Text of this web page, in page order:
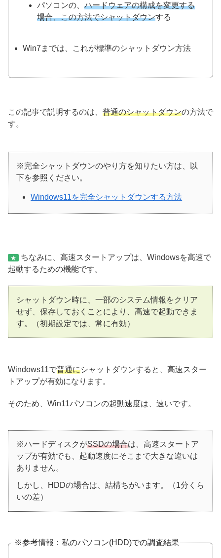
パソコンの、ハードウェアの構成を変更する
場合、この方法でシャットダウンする
Win7までは、これが標準のシャットダウン方法
この記事で説明するのは、 普通のシャットダウンの方法で
す。
※完全シャットダウンのやり方を知りたい方は、以
下を参照ください。
Windows11を完全シャットダウンする方法
★
ちなみに、高速スタートアップは、Windowsを高速で
起動するための機能です。
シャットダウン時に、一部のシステム情報をクリア
せず、保存しておくことにより、高速で起動できま
す。（初期設定では、常に有効）
Windows11で普通にシャットダウンすると、高速スター
トアップが有効になります。
そのため、Win11パソコンの起動速度は、速いです。
※ハードディスクがSSDの場合は、高速スタートア
ップが有効でも、起動速度にそこまで大きな違いは
ありません。
しかし、HDDの場合は、結構ちがいます。（1分くら
いの差）
※参考情報：私のパソコン(HDD)での調査結果